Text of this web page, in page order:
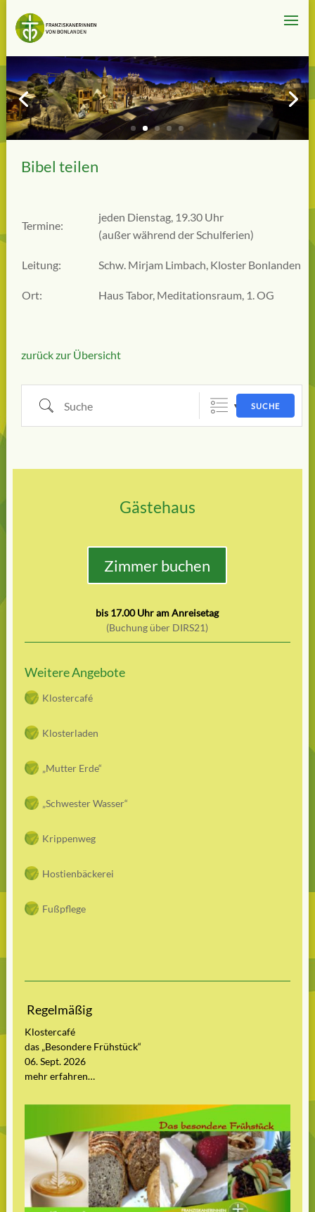
Bibel teilen
Termine:
jeden Dienstag, 19.30 Uhr
(außer während der Schulferien)
Leitung: Schw. Mirjam Limbach, Kloster Bonlanden
Ort: Haus Tabor, Meditationsraum, 1. OG
zurück zur Übersicht
Suche SUCHE
Gästehaus
Zimmer buchen
bis 17.00 Uhr am Anreisetag
(Buchung über DIRS21)
Weitere Angebote
Klostercafé
Klosterladen
„Mutter Erde“
„Schwester Wasser“
Krippenweg
Hostienbäckerei
Fußpflege
Regelmäßig
Klostercafé
das „Besondere Frühstück“
06. Sept. 2026
mehr erfahren…